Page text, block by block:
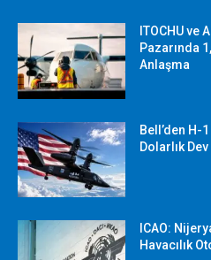
ITOCHU ve
Pazarında
Anlaşma
Bell’den H-
Dolarlık
ICAO:
Havacılık